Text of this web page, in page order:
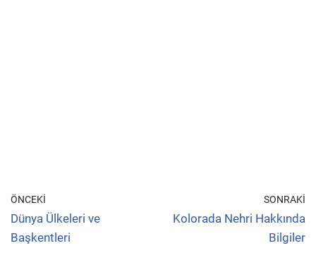
ÖNCEKI
Dünya Ülkeleri ve
Başkentleri
SONRAKI
Kolorada Nehri Hakkında
Bilgiler